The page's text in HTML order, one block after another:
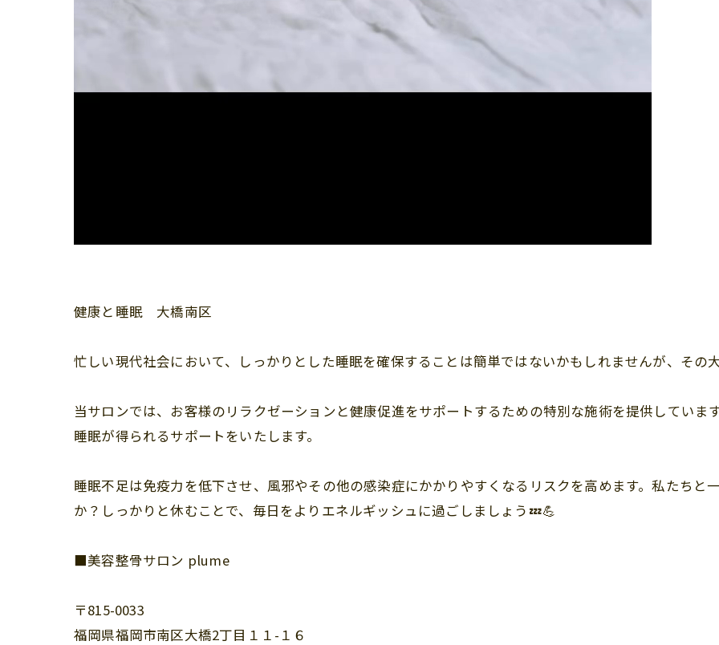
健康と睡眠 大橋南区
忙しい現代社会において、しっかりとした睡眠を確保することは簡単ではないかもしれませんが、その
当サロンでは、お客様のリラクゼーションと健康促進をサポートするための特別な施術を提供していま
睡眠が得られるサポートをいたします。
睡眠不足は免疫力を低下させ、風邪やその他の感染症にかかりやすくなるリスクを高めます。私たちと
か？しっかりと休むことで、毎日をよりエネルギッシュに過ごしましょう💤💪
■美容整骨サロン plume
〒815-0033
福岡県福岡市南区大橋2丁目１１-１６